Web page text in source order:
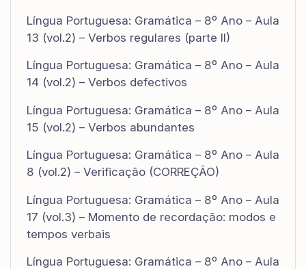
Língua Portuguesa: Gramática – 8º Ano – Aula
13 (vol.2) – Verbos regulares (parte II)
Língua Portuguesa: Gramática – 8º Ano – Aula
14 (vol.2) – Verbos defectivos
Língua Portuguesa: Gramática – 8º Ano – Aula
15 (vol.2) – Verbos abundantes
Língua Portuguesa: Gramática – 8º Ano – Aula
8 (vol.2) – Verificação (CORREÇÃO)
Língua Portuguesa: Gramática – 8º Ano – Aula
17 (vol.3) – Momento de recordação: modos e
tempos verbais
Língua Portuguesa: Gramática – 8º Ano – Aula